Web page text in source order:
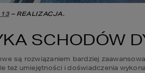
– REALIZACJA.
SCHODÓW
są rozwiązaniem bardziej
też umiejętności i doświadczenia